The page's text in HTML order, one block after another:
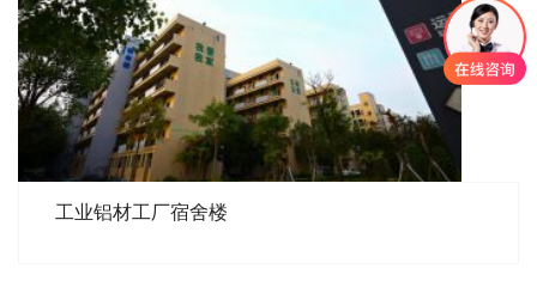
工业铝材工厂宿舍楼